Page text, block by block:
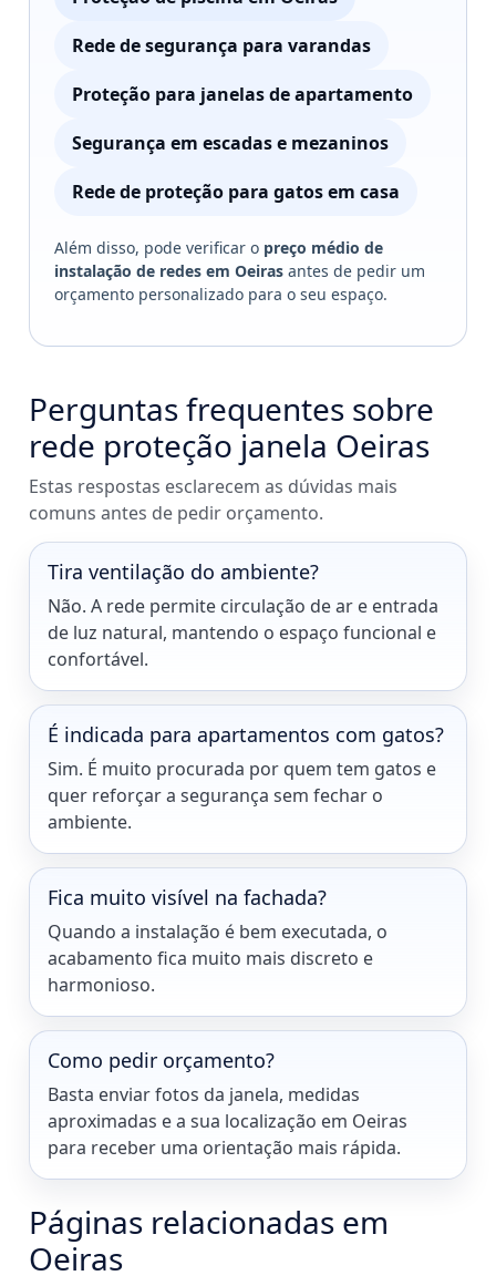
Rede de segurança para varandas
Proteção para janelas de apartamento
Segurança em escadas e mezaninos
Rede de proteção para gatos em casa
Além disso, pode verificar o preço médio de
instalação de redes em Oeiras antes de pedir um
orçamento personalizado para o seu espaço.
Perguntas frequentes sobre
rede proteção janela Oeiras
Estas respostas esclarecem as dúvidas mais
comuns antes de pedir orçamento.
Tira ventilação do ambiente?
Não. A rede permite circulação de ar e entrada
de luz natural, mantendo o espaço funcional e
confortável.
É indicada para apartamentos com gatos?
Sim. É muito procurada por quem tem gatos e
quer reforçar a segurança sem fechar o
ambiente.
Fica muito visível na fachada?
Quando a instalação é bem executada, o
acabamento fica muito mais discreto e
harmonioso.
Como pedir orçamento?
Basta enviar fotos da janela, medidas
aproximadas e a sua localização em Oeiras
para receber uma orientação mais rápida.
Páginas relacionadas em
Oeiras